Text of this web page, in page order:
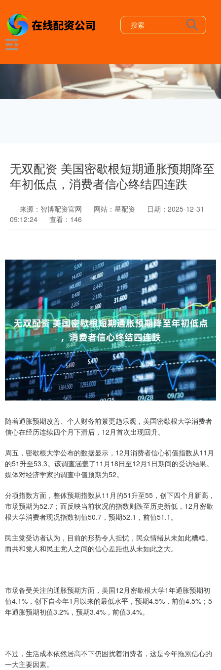
无双配资 美国密歇根短期通胀预期降至
年初低点，消费者信心终结四连跌
来源：智博配资官网 网站：星配资
日期：2025-12-31
09:12:24
查看：146
随着通胀预期改善、个人财务前景更趋乐观，美国密歇根大学消费者
信心在经历连续四个月下滑后，12月首次出现回升。
周五，密歇根大学公布的数据显示，12月消费者信心初值指数从11月
的51升至53.3。该调查涵盖了11月18日至12月1日期间的受访结果。
媒体对经济学家的调查中值预期为52。
分项指数方面，整体预期指数从11月的51升至55，创下四个月新高，
市场预期为52.7；而反映当前状况的指数则跌至历史新低，12月密歇
根大学消费者现况指数初值50.7，预期52.1，前值51.1。
民主党受访者认为，目前的形势令人担忧，民众情绪从未如此糟糕。
而共和党人和民主党人之间的信心差距也从未如此之大。
市场备受关注的通胀预期方面，美国12月密歇根大学1年通胀预期初
值4.1%，创下自今年1月以来的最低水平，预期4.5%，前值4.5%；5
年通胀预期初值3.2%，预期3.4%，前值3.4%。
不过，生活成本依然居高不下仍困扰着消费者，这是今年拖累信心的
一大主要因素。